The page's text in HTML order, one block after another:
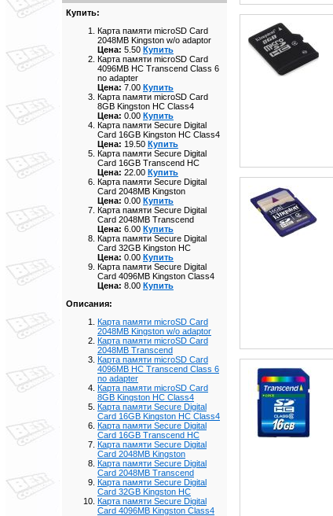
Купить:
Карта памяти microSD Card
2048MB Kingston w/o adaptor
Цена: 5.50 Купить
Карта памяти microSD Card
4096MB HC Transcend Class 6
no adapter
Цена: 7.00 Купить
Карта памяти microSD Card
8GB Kingston HC Class4
Цена: 0.00 Купить
Карта памяти Secure Digital
Card 16GB Kingston HC Class4
Цена: 19.50 Купить
Карта памяти Secure Digital
Card 16GB Transcend HC
Цена: 22.00 Купить
Карта памяти Secure Digital
Card 2048MB Kingston
Цена: 0.00 Купить
Карта памяти Secure Digital
Card 2048MB Transcend
Цена: 6.00 Купить
Карта памяти Secure Digital
Card 32GB Kingston HC
Цена: 0.00 Купить
Карта памяти Secure Digital
Card 4096MB Kingston Class4
Цена: 8.00 Купить
Описания:
Карта памяти microSD Card
2048MB Kingston w/o adaptor
Карта памяти microSD Card
2048MB Transcend
Карта памяти microSD Card
4096MB HC Transcend Class 6
no adapter
Карта памяти microSD Card
8GB Kingston HC Class4
Карта памяти Secure Digital
Card 16GB Kingston HC Class4
Карта памяти Secure Digital
Card 16GB Transcend HC
Карта памяти Secure Digital
Card 2048MB Kingston
Карта памяти Secure Digital
Card 2048MB Transcend
Карта памяти Secure Digital
Card 32GB Kingston HC
Карта памяти Secure Digital
Card 4096MB Kingston Class4